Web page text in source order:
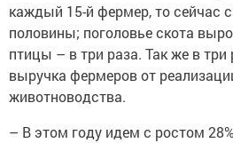
каждый 15-й фермер, то сейчас
половины; поголовье скота
птицы – в три раза. Так же в
выручка фермеров от
животноводства.
– В этом году идем с ростом